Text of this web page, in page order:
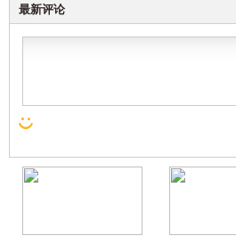
最新评论